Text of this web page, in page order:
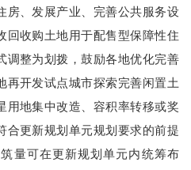
房、发展产业、完善公共服务设
回收购土地用于配售型保障性住
调整为划拨，鼓励各地优化完善
再开发试点城市探索完善闲置土
用地集中改造、容积率转移或奖
合更新规划单元规划要求的前提
量可在更新规划单元内统筹布